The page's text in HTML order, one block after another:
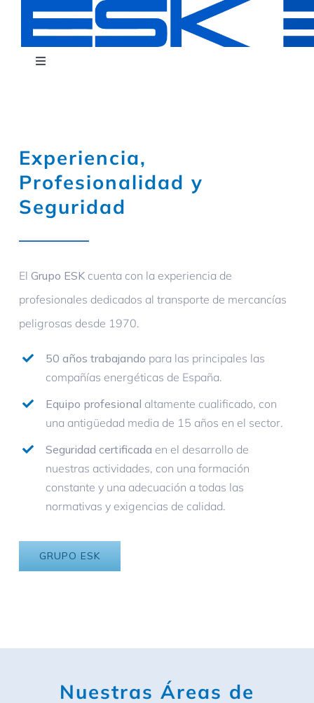
contenido
Toggle
Dónde Operamos
I+D
Seguridad y Salud
Contactar
Experiencia,
Profesionalidad y
Seguridad
El Grupo ESKcuenta con la experiencia de
profesionales dedicados al transporte de mercancías
peligrosas desde 1970.
50 años trabajando para las principales las
compañías energéticas de España.
Equipo profesional altamente cualificado, con
una antigüedad media de 15 años en el sector.
Seguridad certificada en el desarrollo de
nuestras actividades, con una formación
constante y una adecuación a todas las
normativas y exigencias de calidad.
GRUPO ESK
Nuestras Áreas de